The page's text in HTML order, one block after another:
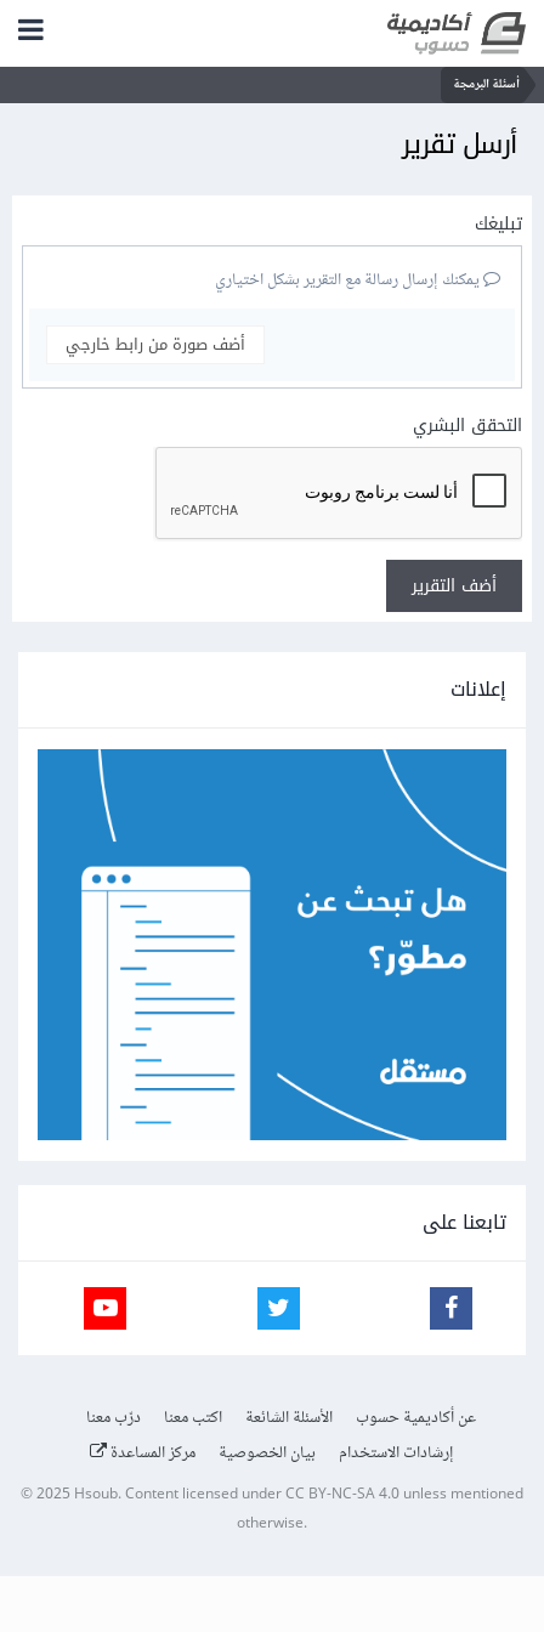
أسئلة البرمجة
أرسل تقرير
تبليغك
يمكنك إرسال رسالة مع التقرير بشكل اختياري
أضف صورة من رابط خارجي
التحقق البشري
أضف التقرير
إعلانات
تابعنا على
عن أكاديمية حسوب الأسئلة الشائعة اكتب معنا
درّب معنا
إرشادات الاستخدام
بيان الخصوصية مركز المساعدة
© 2025 Hsoub.Content licensed underCC BY-NC-SA 4.0unless mentioned
otherwise.